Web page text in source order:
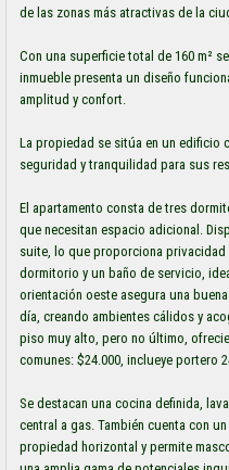
de las zonas más atractivas de la
Con una superficie total de 160 m²
inmueble presenta un diseño
amplitud y confort.
La propiedad se sitúa en un edificio
seguridad y tranquilidad para sus
El apartamento consta de tres
que necesitan espacio adicional.
suite, lo que proporciona privacidad
dormitorio y un baño de servicio,
orientación oeste asegura una
día, creando ambientes cálidos y
piso muy alto, pero no último,
comunes: $24.000, inclueye portero
Se destacan una cocina definida,
central a gas. También cuenta con
propiedad horizontal y permite